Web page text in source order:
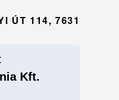
ÚT 114, 7631
Kft.